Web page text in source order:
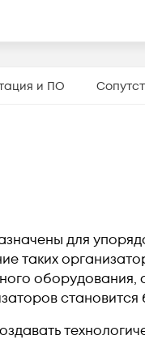
и ПО
для
таких